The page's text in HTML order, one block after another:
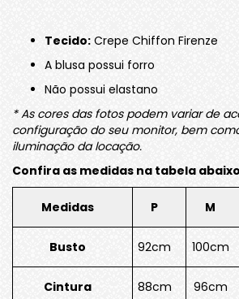
Tecido: Crepe Chiffon Firenze
A blusa possui forro
Não possui elastano
* As cores das fotos podem variar de
configuração do seu monitor, bem
iluminação da locação.
Confira as medidas na tabela
Medidas P M
Busto 92cm 100cm
Cintura 88cm 96cm